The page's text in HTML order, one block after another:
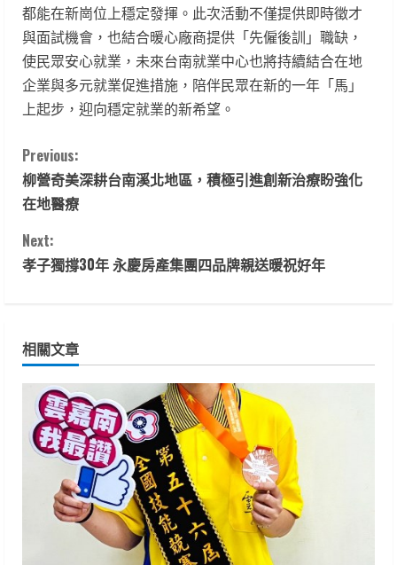
都能在新崗位上穩定發揮。此次活動不僅提供即時徵才
與面試機會，也結合暖心廠商提供「先僱後訓」職缺，
使民眾安心就業，未來台南就業中心也將持續結合在地
企業與多元就業促進措施，陪伴民眾在新的一年「馬」
上起步，迎向穩定就業的新希望。
C
o
n
t
n
u
e
R
Previous:
柳營奇美深耕台南溪北地區，積極引進創新治療盼強化
在地醫療
Next:
孝子獨撐30年 永慶房產集團四品牌親送暖祝好年
相關文章